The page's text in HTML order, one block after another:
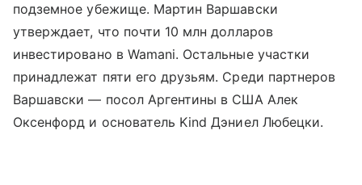
подземное убежище. Мартин Варшавски
утверждает, что почти 10 млн долларов
инвестировано в Wamani. Остальные участки
принадлежат пяти его друзьям. Среди партнеров
Варшавски — посол Аргентины в США Алек
Оксенфорд и основатель Kind Дэниел Любецки.